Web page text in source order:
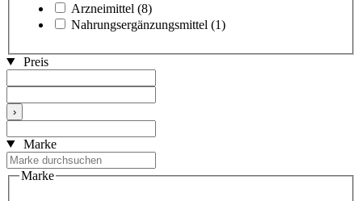
Arzneimittel (8)
Nahrungsergänzungsmittel (1)
Preis
›
Marke
Marke